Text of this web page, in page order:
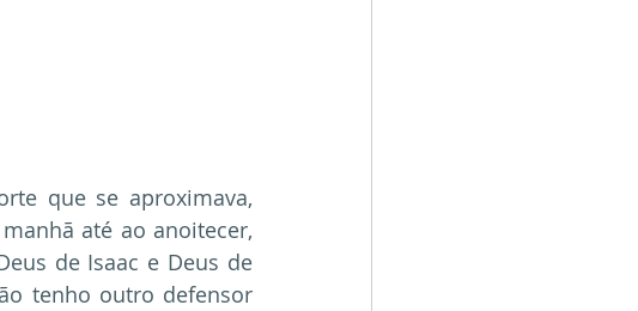
que se aproximava,
até ao anoitecer,
de Isaac e Deus de
tenho outro defensor